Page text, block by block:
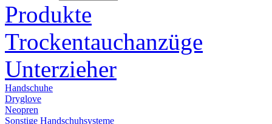
Produkte
Trockentauchanzüge
Unterzieher
Handschuhe
Dryglove
Neopren
Sonstige Handschuhsysteme